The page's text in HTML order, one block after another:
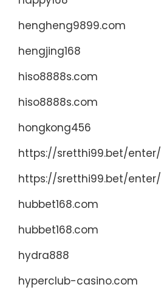
hengheng9899.com
hengjing168
hiso8888s.com
hiso8888s.com
hongkong456
https://sretthi99.bet/enter/
https://sretthi99.bet/enter/
hubbet168.com
hubbet168.com
hydra888
hyperclub-casino.com